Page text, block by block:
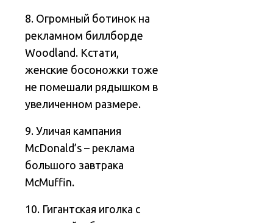
8. Огромный ботинок на
рекламном биллборде
Woodland. Кстати,
женские босоножки тоже
не помешали рядышком в
увеличенном размере.
9. Уличая кампания
McDonald’s – реклама
большого завтрака
McMuffin.
10. Гигантская иголка с